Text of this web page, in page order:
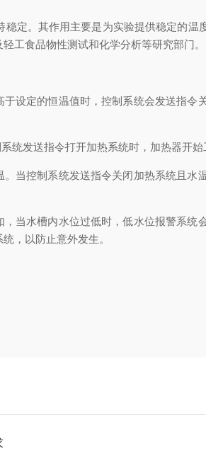
。其作用主要是为实验提供稳定的温
工食品物性测试和化学分析等研究部门。
定的恒温值时，控制系统会发送指令
发送指令打开加热系统时，加热器开始
控制系统发送指令关闭加热系统且水
水槽内水位过低时，低水位报警系统
，以防止意外发生。